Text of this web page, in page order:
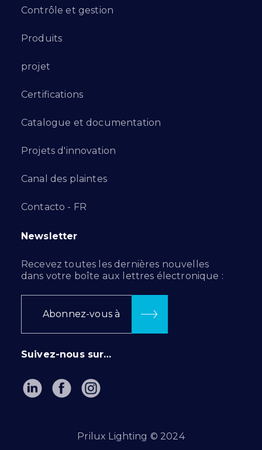
Contrôle et gestion
Produits
projet
Certifications
Catalogue et documentation
Projets d'innovation
Canal des plaintes
Contacto - FR
Newsletter
Recevez toutes les dernières nouvelles
dans votre boîte aux lettres électronique :
Abonnez-vous à
Suivez-nous sur…
Prilux Lighting © 2024